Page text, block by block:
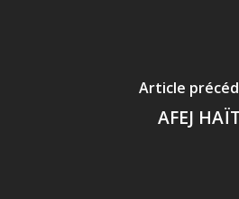
Article
AFEJ